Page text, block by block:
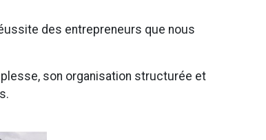
des entrepreneurs que nous
son organisation structurée et